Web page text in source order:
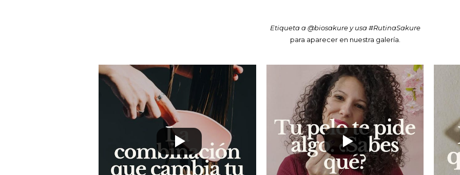
Etiqueta a @biosakure y usa #RutinaSakure
para aparecer en nuestra galería.